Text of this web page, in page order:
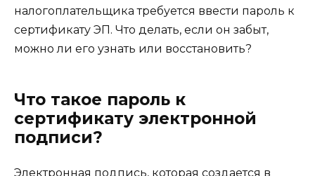
налогоплательщика требуется ввести пароль к
сертификату ЭП. Что делать, если он забыт,
можно ли его узнать или восстановить?
Что такое пароль к
сертификату электронной
подписи?
Электронная подпись, которая создается в